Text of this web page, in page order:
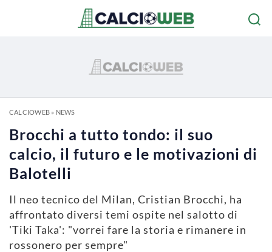
CALCIOWEB» NEWS
Brocchi a tutto tondo: il suo
calcio, il futuro e le motivazioni di
Balotelli
Il neo tecnico del Milan, Cristian Brocchi, ha
affrontato diversi temi ospite nel salotto di
'Tiki Taka': "vorrei fare la storia e rimanere in
rossonero per sempre"